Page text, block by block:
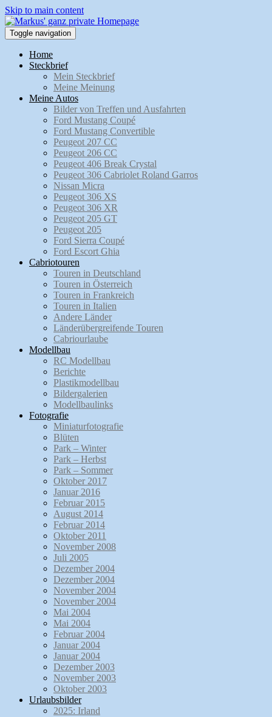
Skip to main content
Toggle navigation
Home
Steckbrief
Mein Steckbrief
Meine Meinung
Meine Autos
Bilder von Treffen und Ausfahrten
Ford Mustang Coupé
Ford Mustang Convertible
Peugeot 207 CC
Peugeot 206 CC
Peugeot 406 Break Crystal
Peugeot 306 Cabriolet Roland Garros
Nissan Micra
Peugeot 306 XS
Peugeot 306 XR
Peugeot 205 GT
Peugeot 205
Ford Sierra Coupé
Ford Escort Ghia
Cabriotouren
Touren in Deutschland
Touren in Österreich
Touren in Frankreich
Touren in Italien
Andere Länder
Länderübergreifende Touren
Cabriourlaube
Modellbau
RC Modellbau
Berichte
Plastikmodellbau
Bildergalerien
Modellbaulinks
Fotografie
Miniaturfotografie
Blüten
Park – Winter
Park – Herbst
Park – Sommer
Oktober 2017
Januar 2016
Februar 2015
August 2014
Februar 2014
Oktober 2011
November 2008
Juli 2005
Dezember 2004
Dezember 2004
November 2004
November 2004
Mai 2004
Mai 2004
Februar 2004
Januar 2004
Januar 2004
Dezember 2003
November 2003
Oktober 2003
Urlaubsbilder
2025: Irland